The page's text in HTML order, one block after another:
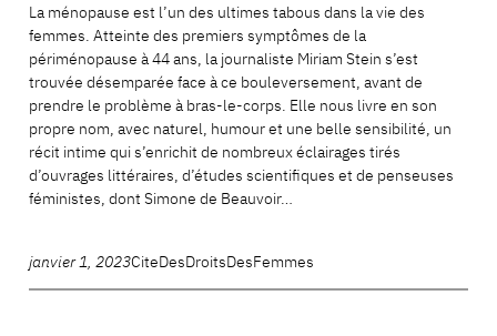
La ménopause est l’un des ultimes tabous dans la vie des
femmes. Atteinte des premiers symptômes de la
périménopause à 44 ans, la journaliste Miriam Stein s’est
trouvée désemparée face à ce bouleversement, avant de
prendre le problème à bras-le-corps. Elle nous livre en son
propre nom, avec naturel, humour et une belle sensibilité, un
récit intime qui s’enrichit de nombreux éclairages tirés
d’ouvrages littéraires, d’études scientiﬁques et de penseuses
féministes, dont Simone de Beauvoir…
janvier 1, 2023CiteDesDroitsDesFemmes